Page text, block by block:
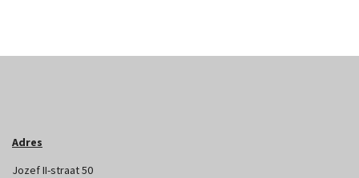
Adres
Jozef II-straat 50